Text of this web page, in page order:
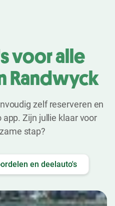
voor alle
Randwyck
zelf reserveren en
Zijn jullie klaar voor
stap?
en deelauto's